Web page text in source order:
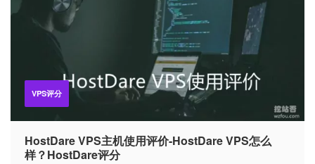
VPS评分
HostDare VPS主机使用评价-HostDare VPS怎么
样？HostDare评分